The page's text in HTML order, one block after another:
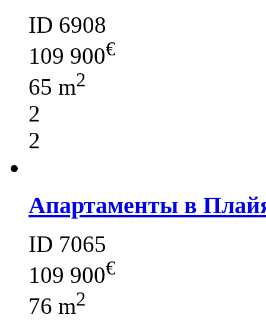
ID 6908
109 900€
65 m2
2
2
Апартаменты в
ID 7065
109 900€
76 m2